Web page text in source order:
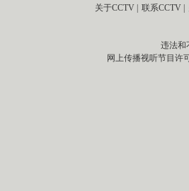
关于CCTV 联系CCTV
违法和
网上传播视听节目许